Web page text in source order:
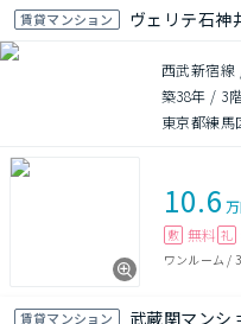
賃貸マンション ヴェリテ石神
西武新宿線
築38年 / 3
東京都練馬
10.6
敷 無料 礼
ワンルーム /
賃貸マンション 武蔵関マンシ